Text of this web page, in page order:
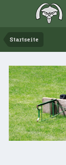
Startseite